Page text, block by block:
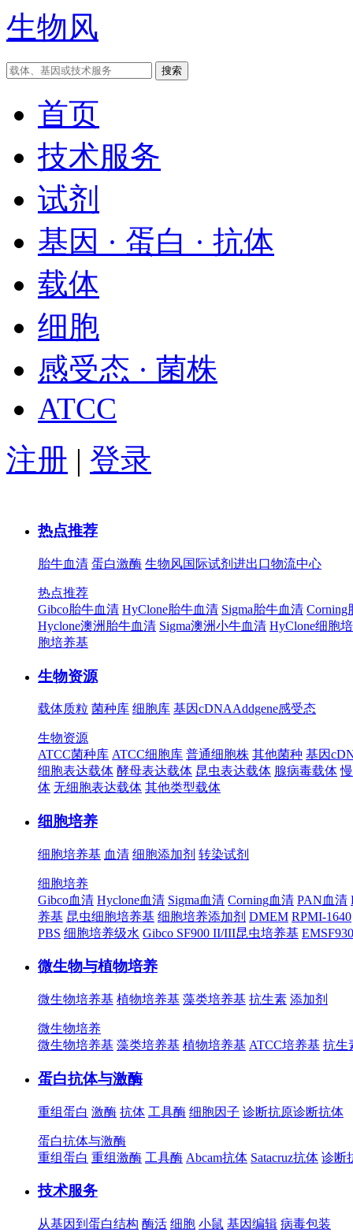
生物风
首页
技术服务
试剂
基因 · 蛋白 · 抗体
载体
细胞
感受态 · 菌株
ATCC
注册 | 登录
热点推荐
胎牛血清 蛋白激酶 生物风国际试剂进出口物流中心
热点推荐
Gibco胎牛血清 HyClone胎牛血清 Sigma胎牛血清 Corning
Hyclone澳洲胎牛血清 Sigma澳洲小牛血清 HyClone细胞
胞培养基
生物资源
载体质粒 菌种库 细胞库 基因cDNAAddgene感受态
生物资源
ATCC菌种库 ATCC细胞库 普通细胞株 其他菌种 基因
细胞表达载体 酵母表达载体 昆虫表达载体 腺病毒载体
体 无细胞表达载体 其他类型载体
细胞培养
细胞培养基 血清 细胞添加剂 转染试剂
细胞培养
Gibco血清 Hyclone血清 Sigma血清 Corning血清 PAN血清
养基 昆虫细胞培养基 细胞培养添加剂 DMEM RPMI-1640
PBS 细胞培养级水 Gibco SF900 II/III昆虫培养基
微生物与植物培养
微生物培养基 植物培养基 藻类培养基 抗生素 添加剂
微生物培养
微生物培养基 藻类培养基 植物培养基 ATCC培养基 抗生
蛋白抗体与激酶
重组蛋白 激酶 抗体 工具酶 细胞因子 诊断抗原诊断抗体
蛋白抗体与激酶
重组蛋白 重组激酶 工具酶 Abcam抗体 Satacruz抗体 诊断
技术服务
从基因到蛋白结构 酶活 细胞 小鼠 基因编辑 病毒包装